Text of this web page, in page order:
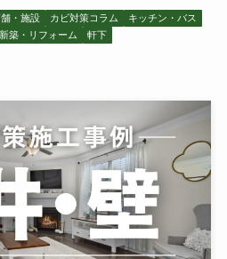
舗・施設 カビ対策コラム
キッチン・バス
新築・リフォーム 軒下